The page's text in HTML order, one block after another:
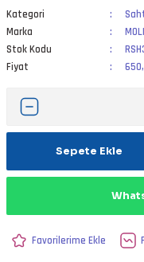
Kategori
Marka
Stok Kodu
Fiyat
Sepete Ekle